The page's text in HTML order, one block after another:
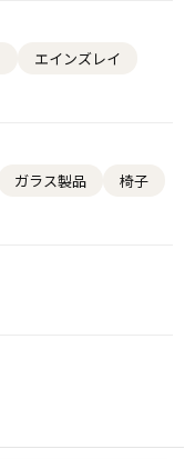
エインズレイ
ガラス製品
椅子